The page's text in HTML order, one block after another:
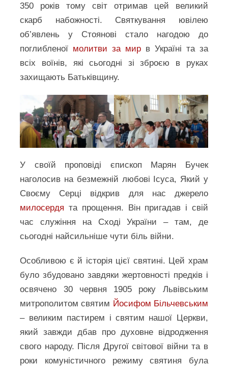
350 років тому світ отримав цей великий
скарб набожності. Святкування ювілею
об’явлень у Стоянові стало нагодою до
поглибленої молитви за мир в Україні та за
всіх воїнів, які сьогодні зі зброєю в руках
захищають Батьківщину.
У своїй проповіді єпископ Марян Бучек
наголосив на безмежній любові Ісуса, Який у
Своєму Серці відкрив для нас джерело
милосердя та прощення. Він пригадав і свій
час служіння на Сході України – там, де
сьогодні найсильніше чути біль війни.
Особливою є й історія цієї святині. Цей храм
було збудовано завдяки жертовності предків і
освячено 30 червня 1905 року Львівським
митрополитом святим Йосифом Більчевським
– великим пастирем і святим нашої Церкви,
який завжди дбав про духовне відродження
свого народу. Після Другої світової війни та в
роки комуністичного режиму святиня була